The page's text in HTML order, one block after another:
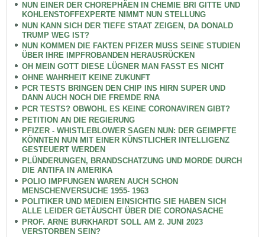
NUN EINER DER CHOREPHÄEN IN CHEMIE BRI GITTE UND
KOHLENSTOFFEXPERTE NIMMT NUN STELLUNG
NUN KANN SICH DER TIEFE STAAT ZEIGEN, DA DONALD
TRUMP WEG IST?
NUN KOMMEN DIE FAKTEN PFIZER MUSS SEINE STUDIEN
ÜBER IHRE IMPFROBANDEN HERAUSRÜCKEN
OH MEIN GOTT DIESE LÜGNER MAN FASST ES NICHT
OHNE WAHRHEIT KEINE ZUKUNFT
PCR TESTS BRINGEN DEN CHIP INS HIRN SUPER UND
DANN AUCH NOCH DIE FREMDE RNA
PCR TESTS? OBWOHL ES KEINE CORONAVIREN GIBT?
PETITION AN DIE REGIERUNG
PFIZER - WHISTLEBLOWER SAGEN NUN: DER GEIMPFTE
KÖNNTEN NUN MIT EINER KÜNSTLICHER INTELLIGENZ
GESTEUERT WERDEN
PLÜNDERUNGEN, BRANDSCHATZUNG UND MORDE DURCH
DIE ANTIFA IN AMERIKA
POLIO IMPFUNGEN WAREN AUCH SCHON
MENSCHENVERSUCHE 1955- 1963
POLITIKER UND MEDIEN EINSICHTIG SIE HABEN SICH
ALLE LEIDER GETÄUSCHT ÜBER DIE CORONASACHE
PROF. ARNE BURKHARDT SOLL AM 2. JUNI 2023
VERSTORBEN SEIN?